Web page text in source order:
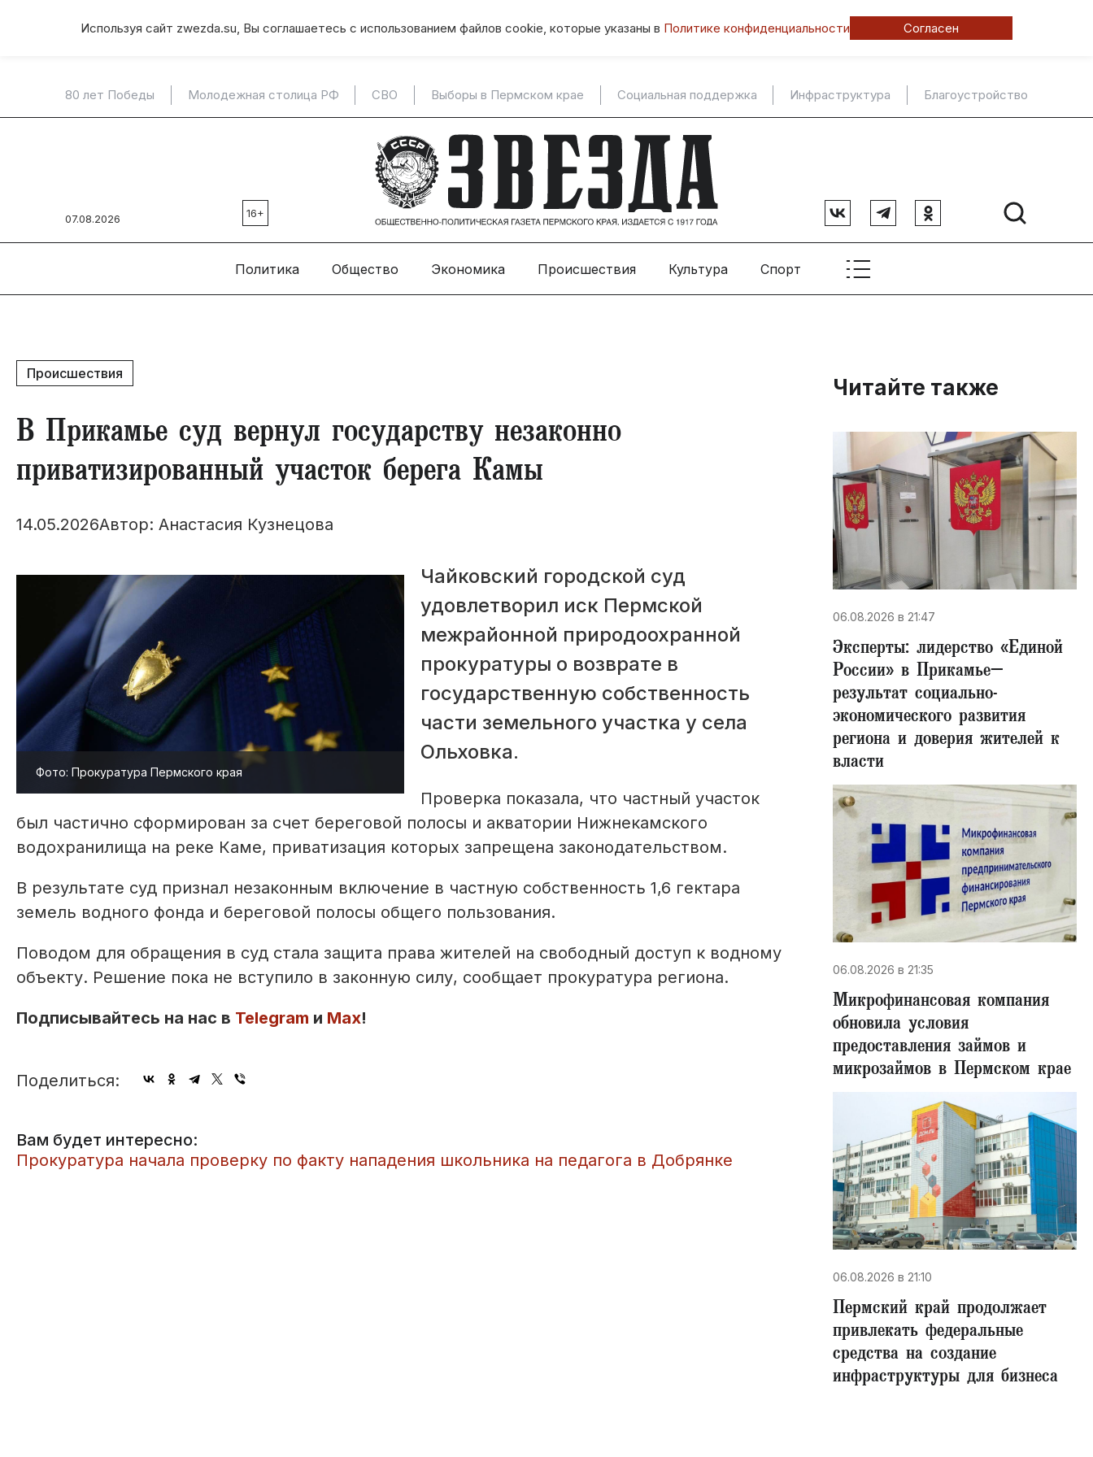
Используя сайт zwezda.su, Вы соглашаетесь с использованием файлов cookie, которые указаны в Политике конфиденциальности Согласен
80 лет Победы Молодежная столица РФ СВО Выборы в Пермском крае Социальная поддержка Инфраструктура Благоустройство
07.08.2026 16+
Политика Общество Экономика Происшествия Культура Спорт
Происшествия
​В Прикамье суд вернул государству незаконно
приватизированный участок берега Камы
14.05.2026Автор: Анастасия Кузнецова
Фото: Прокуратура Пермского края
Чайковский городской суд
удовлетворил иск Пермской
межрайонной природоохранной
прокуратуры о возврате в
государственную собственность
части земельного участка у села
Ольховка.
Проверка показала, что частный участок
был частично сформирован за счет береговой полосы и акватории Нижнекамского
водохранилища на реке Каме, приватизация которых запрещена законодательством.
В результате суд признал незаконным включение в частную собственность 1,6 гектара
земель водного фонда и береговой полосы общего пользования.
Поводом для обращения в суд стала защита права жителей на свободный доступ к водному
объекту. Решение пока не вступило в законную силу, сообщает прокуратура региона.
Подписывайтесь на нас в Telegram и Max!
Поделиться:
Вам будет интересно:
​Прокуратура начала проверку по факту нападения школьника на педагога в Добрянке
Читайте также
06.08.2026 в 21:47
Эксперты: лидерство «Единой
России» в Прикамье–
результат социально-
экономического развития
региона и доверия жителей к
власти
06.08.2026 в 21:35
Микрофинансовая компания
обновила условия
предоставления займов и
микрозаймов в Пермском крае
06.08.2026 в 21:10
Пермский край продолжает
привлекать федеральные
средства на создание
инфраструктуры для бизнеса